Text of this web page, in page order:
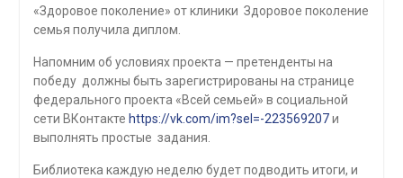
«Здоровое поколение» от клиники Здоровое поколение
семья получила диплом.
Напомним об условиях проекта — претенденты на
победу должны быть зарегистрированы на странице
федерального проекта «Всей семьей» в социальной
сети ВКонтакте https://vk.com/im?sel=-223569207и
выполнять простые задания.
Библиотека каждую неделю будет подводить итоги, и